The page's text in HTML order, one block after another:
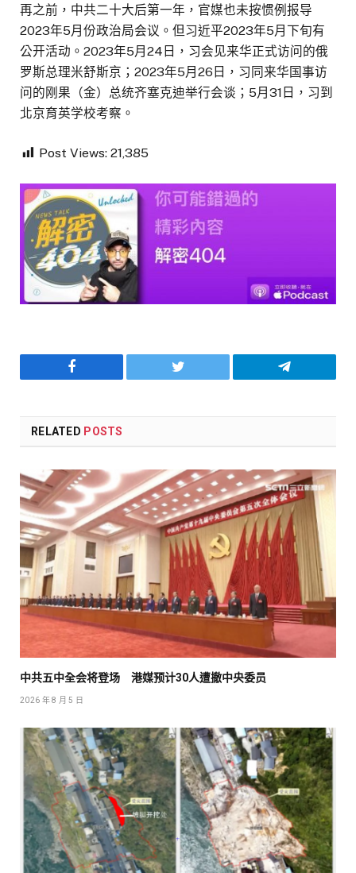
再之前，中共二十大后第一年，官媒也未按惯例报导
2023年5月份政治局会议。但习近平2023年5月下旬有
公开活动。2023年5月24日，习会见来华正式访问的俄
罗斯总理米舒斯京；2023年5月26日，习同来华国事访
问的刚果（金）总统齐塞克迪举行会谈；5月31日，习到
北京育英学校考察。
Post Views: 21,385
Facebook Twitter Telegram
RELATED POSTS
中共五中全会将登场 港媒预计30人遭撤中央委员
2026 年 8 月 5 日